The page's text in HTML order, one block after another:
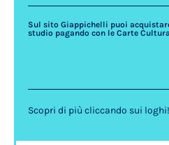
Sul sito Giappichelli puoi
studio pagando con le Carte Cultura
Scopri di più cliccando sui loghi!